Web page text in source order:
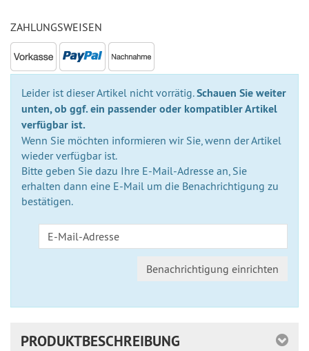
ZAHLUNGSWEISEN
Leider ist dieser Artikel nicht vorrätig.Schauen Sie weiter
unten, ob ggf. ein passender oder kompatibler Artikel
verfügbar ist.
Wenn Sie möchten informieren wir Sie, wenn der Artikel
wieder verfügbar ist.
Bitte geben Sie dazu Ihre E-Mail-Adresse an, Sie
erhalten dann eine E-Mail um die Benachrichtigung zu
bestätigen.
Benachrichtigung einrichten
PRODUKTBESCHREIBUNG